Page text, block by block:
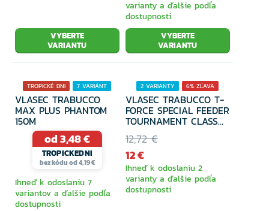
VYBERTE
VARIANTU
varianty a ďalšie podľa
dostupnosti
VYBERTE
VARIANTU
TROPICKÉ DNI
7 VARIÁNT
31% ZĽAVA
VLASEC TRABUCCO
MAX PLUS PHANTOM
150M
od 3,48 €
TROPICKEDNI
bez kódu od 4,19 €
Ihneď k odoslaniu 7
variantov a ďalšie podľa
dostupnosti
2 VARIANTY 6% ZĽAVA
VLASEC TRABUCCO T-
FORCE SPECIAL FEEDER
TOURNAMENT CLASS
300M
12,72 €
12 €
Ihneď k odoslaniu 2
varianty a ďalšie podľa
dostupnosti